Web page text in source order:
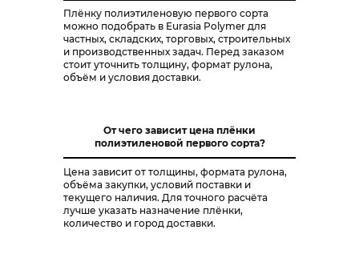
Плёнку полиэтиленовую первого сорта
можно подобрать в Eurasia Polymer для
частных, складских, торговых, строительных
и производственных задач. Перед заказом
стоит уточнить толщину, формат рулона,
объём и условия доставки.
От чего зависит цена плёнки
полиэтиленовой первого сорта?
Цена зависит от толщины, формата рулона,
объёма закупки, условий поставки и
текущего наличия. Для точного расчёта
лучше указать назначение плёнки,
количество и город доставки.